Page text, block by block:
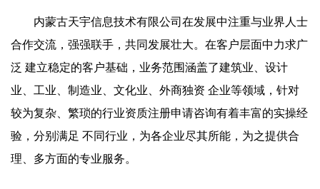
内蒙古天宇信息技术有限公司在发展中注重与业界人士
合作交流，强强联手，共同发展壮大。在客户层面中力求广
泛 建立稳定的客户基础，业务范围涵盖了建筑业、设计
业、工业、制造业、文化业、外商独资 企业等领域，针对
较为复杂、繁琐的行业资质注册申请咨询有着丰富的实操经
验，分别满足 不同行业，为各企业尽其所能，为之提供合
理、多方面的专业服务。